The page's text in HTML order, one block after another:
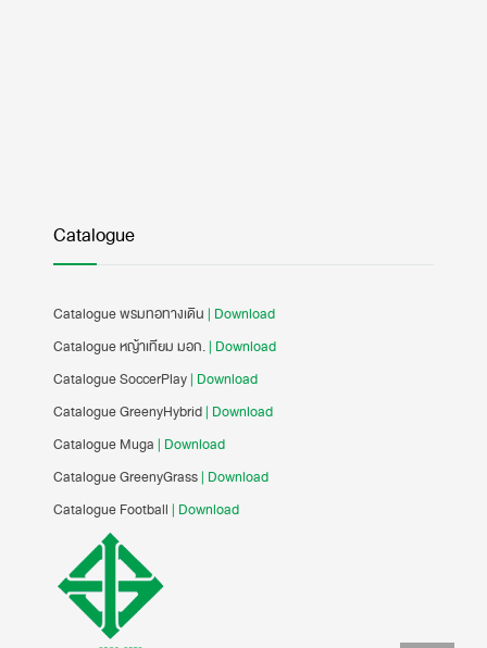
Catalogue
Catalogue พรมทอทางเดิน | Download
Catalogue หญ้าเทียม มอก.| Download
Catalogue SoccerPlay| Download
Catalogue GreenyHybrid| Download
Catalogue Muga | Download
Catalogue GreenyGrass| Download
Catalogue Football | Download